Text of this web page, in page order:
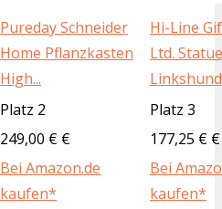
Pureday Schneider
Home Pflanzkasten
High...
Hi-Line
Ltd.
Linkshund
Platz 2
Platz 3
249,00 € €
177,25 € €
Bei Amazon.de
kaufen*
Bei
kaufen*